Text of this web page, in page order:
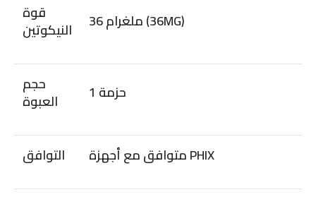
قوة
النيكوتين 36 ملغرام (36MG)
حجم
العبوة 1 حزمة
التوافق متوافق مع أجهزة PHIX